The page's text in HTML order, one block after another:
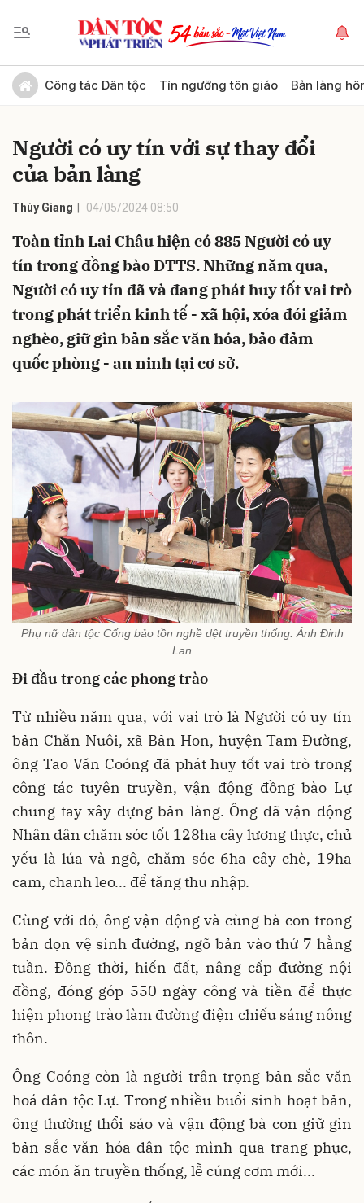
Công tác Dân tộc Tín ngưỡng tôn giáo Bản làng
Người có uy tín với sự thay đổi
của bản làng
Thùy Giang 04/05/2024 08:50
Toàn tỉnh Lai Châu hiện có 885 Người có uy
tín trong đồng bào DTTS. Những năm qua,
Người có uy tín đã và đang phát huy tốt vai trò
trong phát triển kinh tế - xã hội, xóa đói giảm
nghèo, giữ gìn bản sắc văn hóa, bảo đảm
quốc phòng - an ninh tại cơ sở.
Phụ nữ dân tộc Cống bảo tồn nghề dệt truyền thống. Ảnh Đinh
Lan
Đi đầu trong các phong trào
Từ nhiều năm qua, với vai trò là Người có uy tín
bản Chăn Nuôi, xã Bản Hon, huyện Tam Đường,
ông Tao Văn Coóng đã phát huy tốt vai trò trong
công tác tuyên truyền, vận động đồng bào Lự
chung tay xây dựng bản làng. Ông đã vận động
Nhân dân chăm sóc tốt 128ha cây lương thực, chủ
yếu là lúa và ngô, chăm sóc 6ha cây chè, 19ha
cam, chanh leo... để tăng thu nhập.
Cùng với đó, ông vận động và cùng bà con trong
bản dọn vệ sinh đường, ngõ bản vào thứ 7 hằng
tuần. Đồng thời, hiến đất, nâng cấp đường nội
đồng, đóng góp 550 ngày công và tiền để thực
hiện phong trào làm đường điện chiếu sáng nông
thôn.
Ông Coóng còn là người trân trọng bản sắc văn
hoá dân tộc Lự. Trong nhiều buổi sinh hoạt bản,
ông thường thổi sáo và vận động bà con giữ gìn
bản sắc văn hóa dân tộc mình qua trang phục,
các món ăn truyền thống, lễ cúng cơm mới...
Gửi bình luận
Hủy Gửi